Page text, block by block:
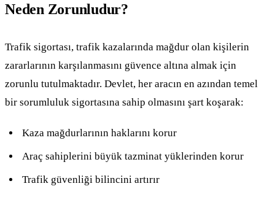
Neden Zorunludur?
Trafik sigortası, trafik kazalarında mağdur olan kişilerin
zararlarının karşılanmasını güvence altına almak için
zorunlu tutulmaktadır. Devlet, her aracın en azından temel
bir sorumluluk sigortasına sahip olmasını şart koşarak:
Kaza mağdurlarının haklarını korur
Araç sahiplerini büyük tazminat yüklerinden korur
Trafik güvenliği bilincini artırır